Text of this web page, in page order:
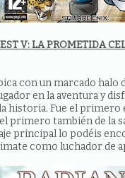
V: LA PROMETIDA
con un marcado halo
en la aventura y
historia. Fue el primero
primero también de la
principal lo podéis
como luchador de